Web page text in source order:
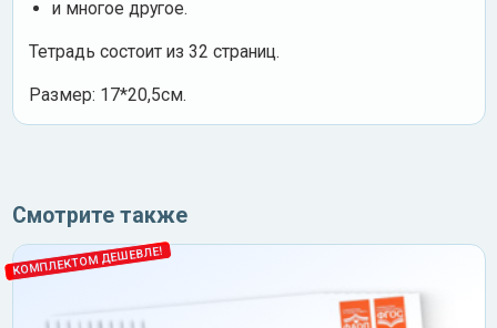
и многое другое.
Тетрадь состоит из 32 страниц.
Размер: 17*20,5см.
Смотрите также
КОМПЛЕКТОМ ДЕШЕВЛЕ!